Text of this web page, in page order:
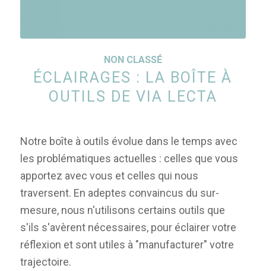
NON CLASSÉ
ÉCLAIRAGES : LA BOÎTE À
OUTILS DE VIA LECTA
Notre boîte à outils évolue dans le temps avec
les problématiques actuelles : celles que vous
apportez avec vous et celles qui nous
traversent. En adeptes convaincus du sur-
mesure, nous n'utilisons certains outils que
s'ils s'avèrent nécessaires, pour éclairer votre
réflexion et sont utiles à "manufacturer" votre
trajectoire.